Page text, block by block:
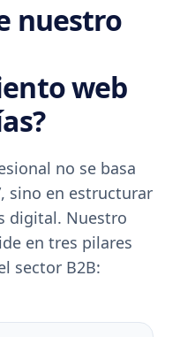
nuestro
web
no se basa
sino en estructurar
digital. Nuestro
en tres pilares
sector B2B: